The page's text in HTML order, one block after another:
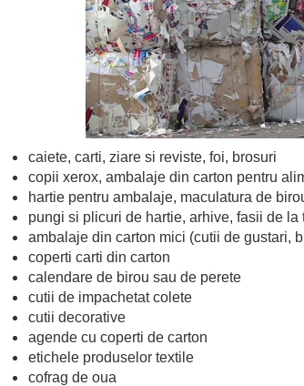
caiete, carti, ziare si reviste, foi, brosuri
copii xerox, ambalaje din carton pentru
hartie pentru ambalaje, maculatura de
pungi si plicuri de hartie, arhive, fasii de
ambalaje din carton mici (cutii de gustari,
coperti carti din carton
calendare de birou sau de perete
cutii de impachetat colete
cutii decorative
agende cu coperti de carton
etichele produselor textile
cofrag de oua